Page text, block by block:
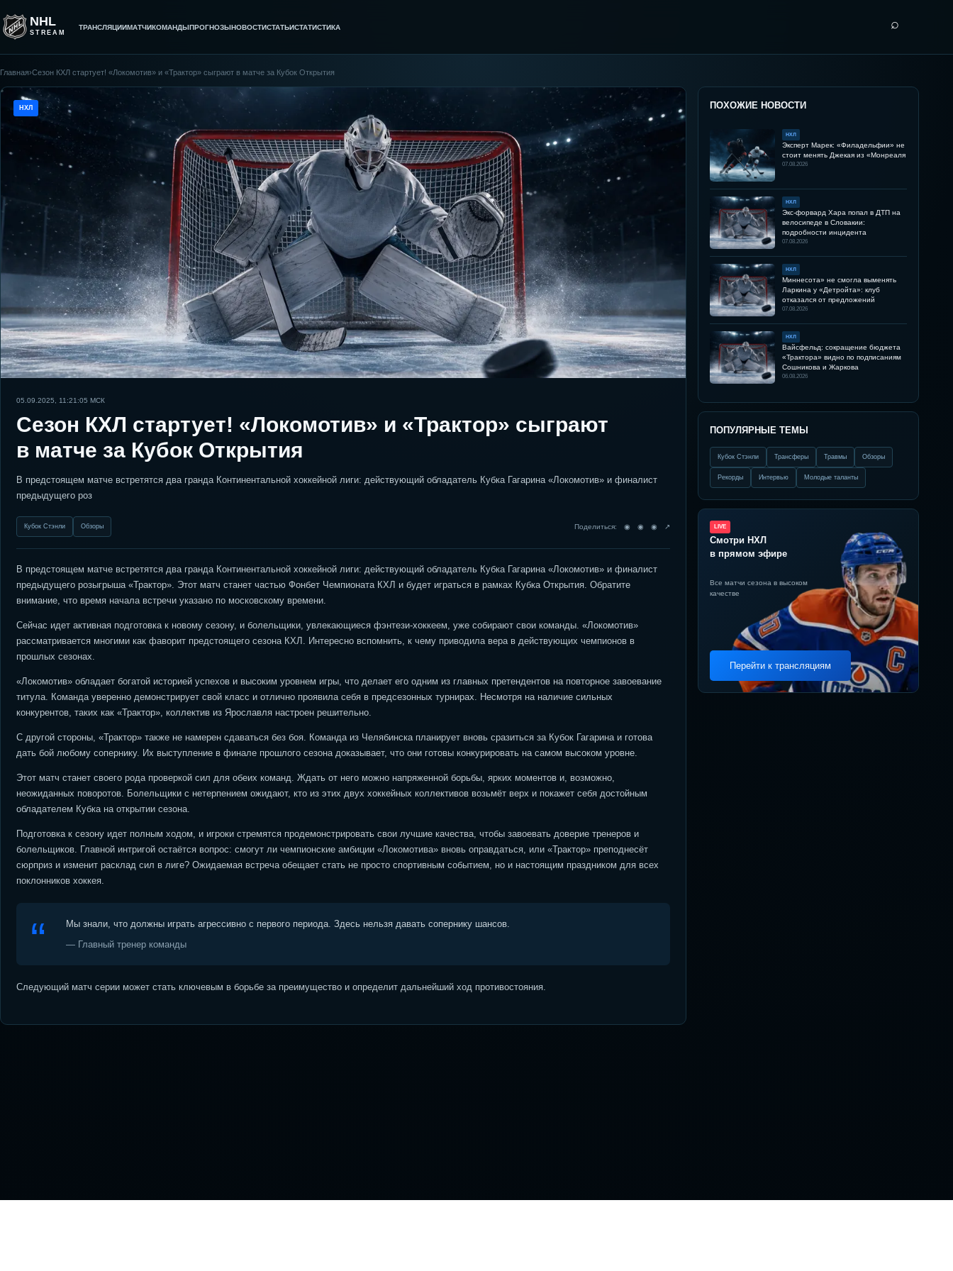
NHL
STREAM
ТРАНСЛЯЦИИМАТЧИКОМАНДЫПРОГНОЗЫНОВОСТИСТАТЬИСТАТИСТИКА ⌕
Главная›Сезон КХЛ стартует! «Локомотив» и «Трактор» сыграют в матче за Кубок Открытия
НХЛ
05.09.2025, 11:21:05 МСК
Сезон КХЛ стартует! «Локомотив» и «Трактор» сыграют
в матче за Кубок Открытия
В предстоящем матче встретятся два гранда Континентальной хоккейной лиги: действующий обладатель Кубка Гагарина «Локомотив» и финалист
предыдущего роз
Кубок Стэнли Обзоры Поделиться: ◉ ◉ ◉ ↗
В предстоящем матче встретятся два гранда Континентальной хоккейной лиги: действующий обладатель Кубка Гагарина «Локомотив» и финалист
предыдущего розыгрыша «Трактор». Этот матч станет частью Фонбет Чемпионата КХЛ и будет играться в рамках Кубка Открытия. Обратите
внимание, что время начала встречи указано по московскому времени.
Сейчас идет активная подготовка к новому сезону, и болельщики, увлекающиеся фэнтези-хоккеем, уже собирают свои команды. «Локомотив»
рассматривается многими как фаворит предстоящего сезона КХЛ. Интересно вспомнить, к чему приводила вера в действующих чемпионов в
прошлых сезонах.
«Локомотив» обладает богатой историей успехов и высоким уровнем игры, что делает его одним из главных претендентов на повторное завоевание
титула. Команда уверенно демонстрирует свой класс и отлично проявила себя в предсезонных турнирах. Несмотря на наличие сильных
конкурентов, таких как «Трактор», коллектив из Ярославля настроен решительно.
С другой стороны, «Трактор» также не намерен сдаваться без боя. Команда из Челябинска планирует вновь сразиться за Кубок Гагарина и готова
дать бой любому сопернику. Их выступление в финале прошлого сезона доказывает, что они готовы конкурировать на самом высоком уровне.
Этот матч станет своего рода проверкой сил для обеих команд. Ждать от него можно напряженной борьбы, ярких моментов и, возможно,
неожиданных поворотов. Болельщики с нетерпением ожидают, кто из этих двух хоккейных коллективов возьмёт верх и покажет себя достойным
обладателем Кубка на открытии сезона.
Подготовка к сезону идет полным ходом, и игроки стремятся продемонстрировать свои лучшие качества, чтобы завоевать доверие тренеров и
болельщиков. Главной интригой остаётся вопрос: смогут ли чемпионские амбиции «Локомотива» вновь оправдаться, или «Трактор» преподнесёт
сюрприз и изменит расклад сил в лиге? Ожидаемая встреча обещает стать не просто спортивным событием, но и настоящим праздником для всех
поклонников хоккея.
Мы знали, что должны играть агрессивно с первого периода. Здесь нельзя давать сопернику шансов.
— Главный тренер команды
Следующий матч серии может стать ключевым в борьбе за преимущество и определит дальнейший ход противостояния.
ПОХОЖИЕ НОВОСТИ
НХЛ
Эксперт Марек: «Филадельфии» не
стоит менять Джекая из «Монреаля
07.08.2026
НХЛ
Экс-форвард Хара попал в ДТП на
велосипеде в Словакии:
подробности инцидента
07.08.2026
НХЛ
Миннесота» не смогла выменять
Ларкина у «Детройта»: клуб
отказался от предложений
07.08.2026
НХЛ
Вайсфельд: сокращение бюджета
«Трактора» видно по подписаниям
Сошникова и Жаркова
06.08.2026
ПОПУЛЯРНЫЕ ТЕМЫ
Кубок Стэнли Трансферы Травмы Обзоры
Рекорды Интервью Молодые таланты
LIVE
Смотри НХЛ
в прямом эфире
Все матчи сезона в высоком
качестве
Перейти к трансляциям